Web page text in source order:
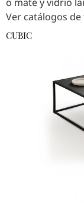
Ver catálogos de
CUBIC